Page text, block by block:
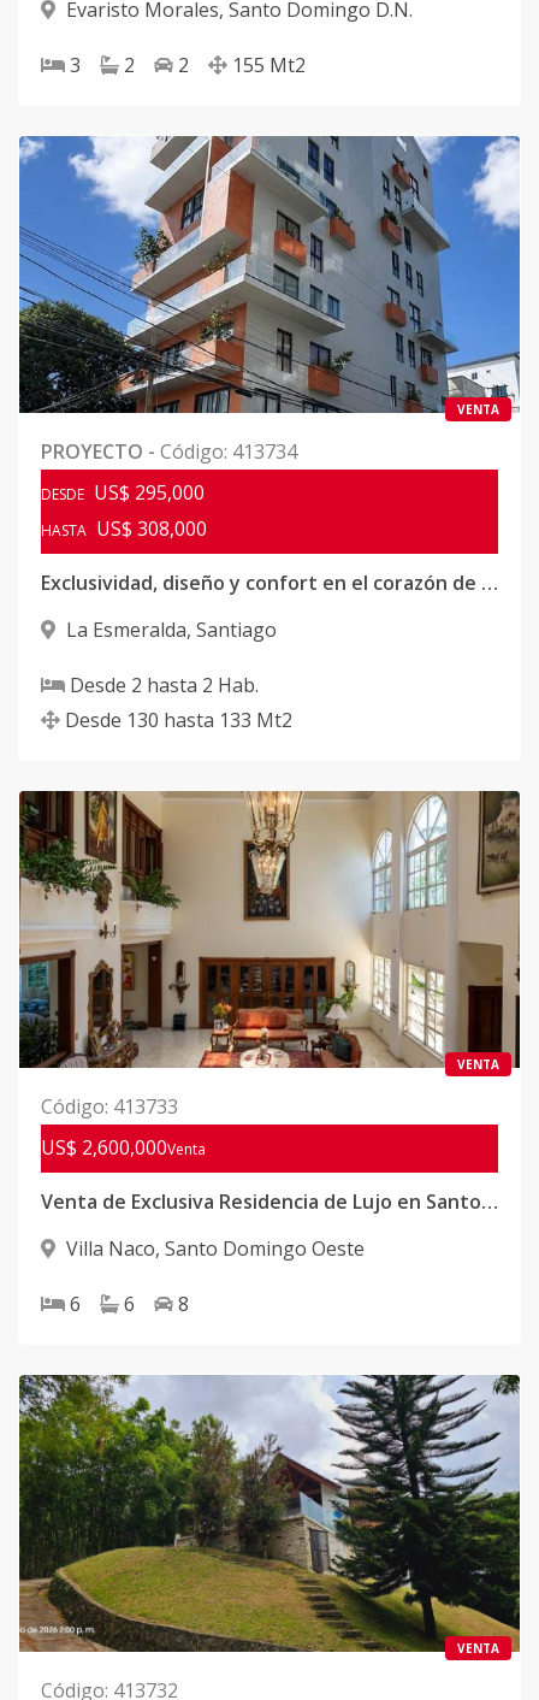
Evaristo Morales, Santo Domingo D.N.
3 2 2 155 Mt2
VENTA
PROYECTO - Código: 413734
DESDE US$ 295,000
HASTA US$ 308,000
Exclusividad, diseño y confort en el corazón de La Esmeralda, Santiago.
La Esmeralda, Santiago
Desde 2 hasta 2 Hab.
Desde 130 hasta 133 Mt2
VENTA
Código: 413733
US$ 2,600,000Venta
Venta de Exclusiva Residencia de Lujo en Santo Domingo Oeste
Villa Naco, Santo Domingo Oeste
6 6 8
VENTA
Código: 413732